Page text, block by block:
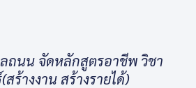
ถนน จัดหลักสูตรอาชีพ วิชา
สร้างงาน สร้างรายได้)